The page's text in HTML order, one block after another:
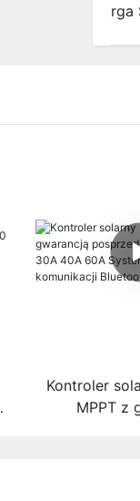
Kontroler
MPPT z